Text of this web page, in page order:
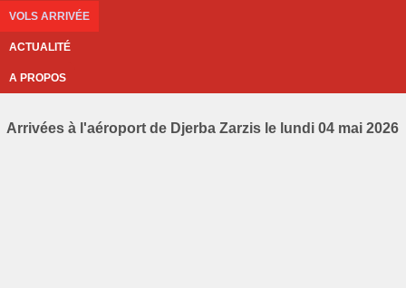
VOLS ARRIVÉE
ACTUALITÉ
A PROPOS
Arrivées à l'aéroport de Djerba Zarzis le lundi 04 mai 2026